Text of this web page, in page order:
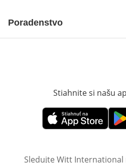
Poradenstvo
Stiahnite si našu
Otvorí sa vnovom
Sledujte Witt International